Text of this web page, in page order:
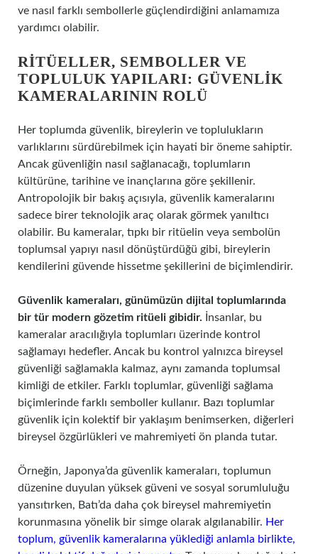
ve nasıl farklı sembollerle güçlendirdiğini anlamamıza
yardımcı olabilir.
RITÜELLER, SEMBOLLER VE
TOPLULUK YAPILARI: GÜVENLIK
KAMERALARININ ROLÜ
Her toplumda güvenlik, bireylerin ve toplulukların
varlıklarını sürdürebilmek için hayati bir öneme sahiptir.
Ancak güvenliğin nasıl sağlanacağı, toplumların
kültürüne, tarihine ve inançlarına göre şekillenir.
Antropolojik bir bakış açısıyla, güvenlik kameralarını
sadece birer teknolojik araç olarak görmek yanıltıcı
olabilir. Bu kameralar, tıpkı bir ritüelin veya sembolün
toplumsal yapıyı nasıl dönüştürdüğü gibi, bireylerin
kendilerini güvende hissetme şekillerini de biçimlendirir.
Güvenlik kameraları, günümüzün dijital toplumlarında
bir tür modern gözetim ritüeli gibidir. İnsanlar, bu
kameralar aracılığıyla toplumları üzerinde kontrol
sağlamayı hedefler. Ancak bu kontrol yalnızca bireysel
güvenliği sağlamakla kalmaz, aynı zamanda toplumsal
kimliği de etkiler. Farklı toplumlar, güvenliği sağlama
biçimlerinde farklı semboller kullanır. Bazı toplumlar
güvenlik için kolektif bir yaklaşım benimserken, diğerleri
bireysel özgürlükleri ve mahremiyeti ön planda tutar.
Örneğin, Japonya’da güvenlik kameraları, toplumun
düzenine duyulan yüksek güveni ve sosyal sorumluluğu
yansıtırken, Batı’da daha çok bireysel mahremiyetin
korunmasına yönelik bir simge olarak algılanabilir. Her
toplum, güvenlik kameralarına yüklediği anlamla birlikte,